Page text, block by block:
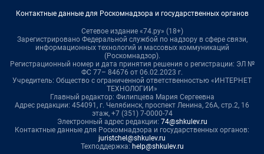
Контактные данные для Роскомнадзора и государственных органов
Сетевое издание «74.ру» (18+)
Зарегистрировано Федеральной службой по надзору в сфере связи,
информационных технологий и массовых коммуникаций
(Роскомнадзор).
Регистрационный номер и дата принятия решения о регистрации: ЭЛ №
ФС 77– 84676 от 06.02.2023 г.
Учредитель: Общество с ограниченной ответственностью «ИНТЕРНЕТ
ТЕХНОЛОГИИ»
Главный редактор: Филипцева Мария Сергеевна
Адрес редакции: 454091, г. Челябинск, проспект Ленина, 26А, стр.2, 16
этаж, +7 (351) 7-0000-74
Электронный адрес редакции: 74@shkulev.ru
Контактные данные для Роскомнадзора и государственных органов:
juristchel@shkulev.ru
Техподдержка: help@shkulev.ru